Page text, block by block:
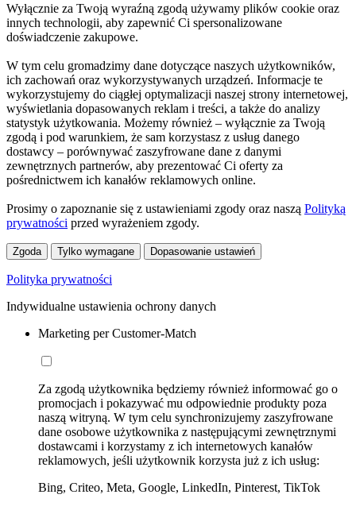
Wyłącznie za Twoją wyraźną zgodą używamy plików cookie oraz
innych technologii, aby zapewnić Ci spersonalizowane
doświadczenie zakupowe.
W tym celu gromadzimy dane dotyczące naszych użytkowników,
ich zachowań oraz wykorzystywanych urządzeń. Informacje te
wykorzystujemy do ciągłej optymalizacji naszej strony internetowej,
wyświetlania dopasowanych reklam i treści, a także do analizy
statystyk użytkowania. Możemy również – wyłącznie za Twoją
zgodą i pod warunkiem, że sam korzystasz z usług danego
dostawcy – porównywać zaszyfrowane dane z danymi
zewnętrznych partnerów, aby prezentować Ci oferty za
pośrednictwem ich kanałów reklamowych online.
Prosimy o zapoznanie się z ustawieniami zgody oraz naszą Polityką
prywatności przed wyrażeniem zgody.
Zgoda Tylko wymagane Dopasowanie ustawień
Polityka prywatności
Indywidualne ustawienia ochrony danych
Marketing per Customer-Match
Za zgodą użytkownika będziemy również informować go o
promocjach i pokazywać mu odpowiednie produkty poza
naszą witryną. W tym celu synchronizujemy zaszyfrowane
dane osobowe użytkownika z następującymi zewnętrznymi
dostawcami i korzystamy z ich internetowych kanałów
reklamowych, jeśli użytkownik korzysta już z ich usług:
Bing, Criteo, Meta, Google, LinkedIn, Pinterest, TikTok